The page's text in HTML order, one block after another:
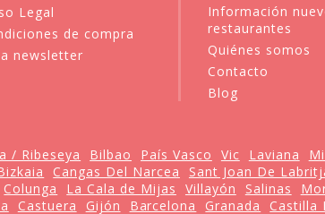
Legal
de compra
newsletter
Información
restaurantes
Quiénes somos
Contacto
Blog
/ Ribeseya Bilbao País Vasco Vic Laviana
Cangas Del Narcea Sant Joan De
Colunga La Cala de Mijas Villayón Salinas
Castuera Gijón Barcelona Granada
Castilla